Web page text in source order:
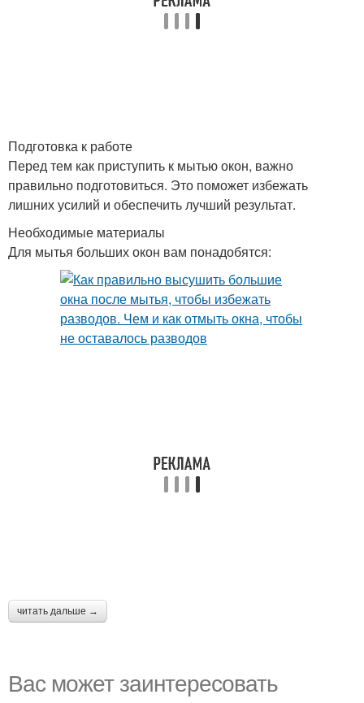
Подготовка к работе
Перед тем как приступить к мытью окон, важно
правильно подготовиться. Это поможет избежать
лишних усилий и обеспечить лучший результат.
Необходимые материалы
Для мытья больших окон вам понадобятся:
читать дальше →
Вас может заинтересовать